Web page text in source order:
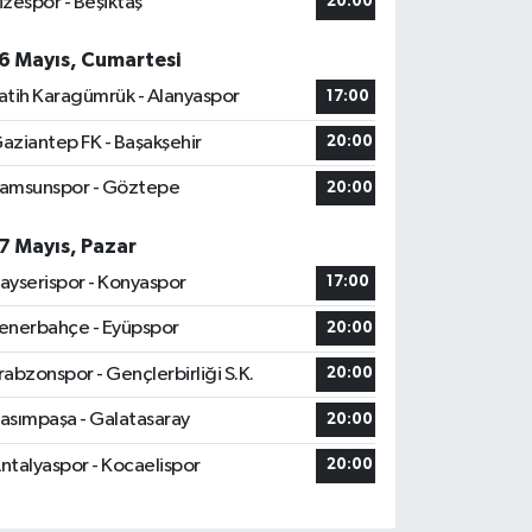
Mayıs, Cumartesi
Karagümrük - Alanyaspor
17:00
FK - Başakşehir 20:00
- Göztepe 20:00
Mayıs, Pazar
- Konyaspor
17:00
- Eyüpspor 20:00
- Gençlerbirliği S.K. 20:00
- Galatasaray 20:00
- Kocaelispor 20:00